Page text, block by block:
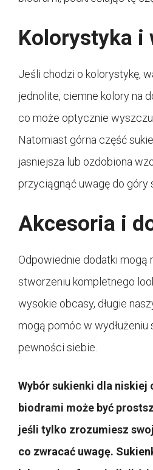
Kolorystyka i
Jeśli chodzi o kolorystykę,
jednolite, ciemne kolory na
co może optycznie
Natomiast górna część
jasniejsza lub ozdobiona
przyciągnąć uwagę do góry
Akcesoria i
Odpowiednie dodatki mogą
stworzeniu kompletnego
wysokie obcasy, długie
mogą pomóc w wydłużeniu
pewności siebie.
Wybór sukienki dla niskiej
biodrami może być
jeśli tylko zrozumiesz
co zwracać uwagę.